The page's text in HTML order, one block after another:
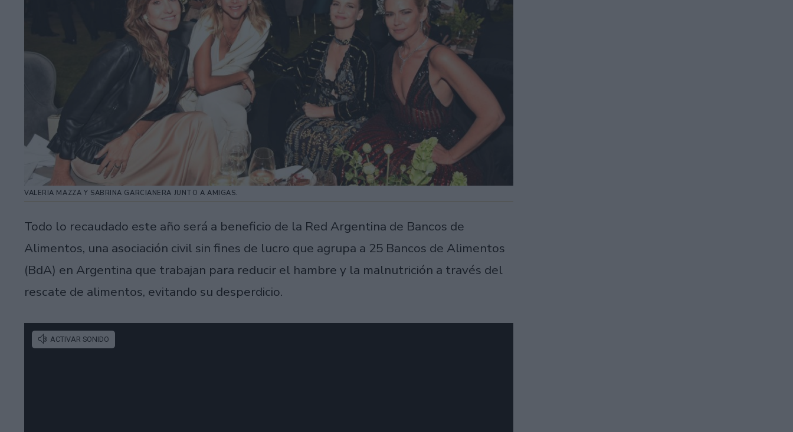
VALERIA MAZZA Y SABRINA GARCIANERA JUNTO A AMIGAS.
Todo lo recaudado este año será a beneficio de la Red Argentina de Bancos de
Alimentos, una asociación civil sin fines de lucro que agrupa a 25 Bancos de Alimentos
(BdA) en Argentina que trabajan para reducir el hambre y la malnutrición a través del
rescate de alimentos, evitando su desperdicio.